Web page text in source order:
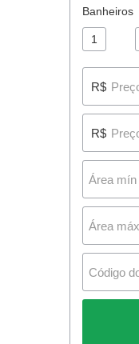
Banheiros
1
R$
R$